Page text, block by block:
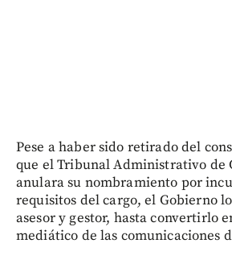
Pese a haber sido retirado del
que el Tribunal Administrativo de
anulara su nombramiento por
requisitos del cargo, el Gobierno
asesor y gestor, hasta convertirlo
mediático de las comunicaciones